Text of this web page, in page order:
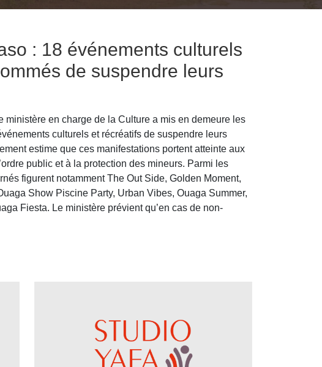
: 18 événements culturels
de suspendre leurs
ministère en charge de la Culture a mis en demeure les
culturels et récréatifs de suspendre leurs
estime que ces manifestations portent atteinte aux
public et à la protection des mineurs. Parmi les
figurent notamment The Out Side, Golden Moment,
Show Piscine Party, Urban Vibes, Ouaga Summer,
Fiesta. Le ministère prévient qu’en cas de non-